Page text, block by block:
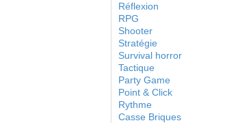
Réflexion
RPG
Shooter
Stratégie
Survival horror
Tactique
Party Game
Point & Click
Rythme
Casse Briques